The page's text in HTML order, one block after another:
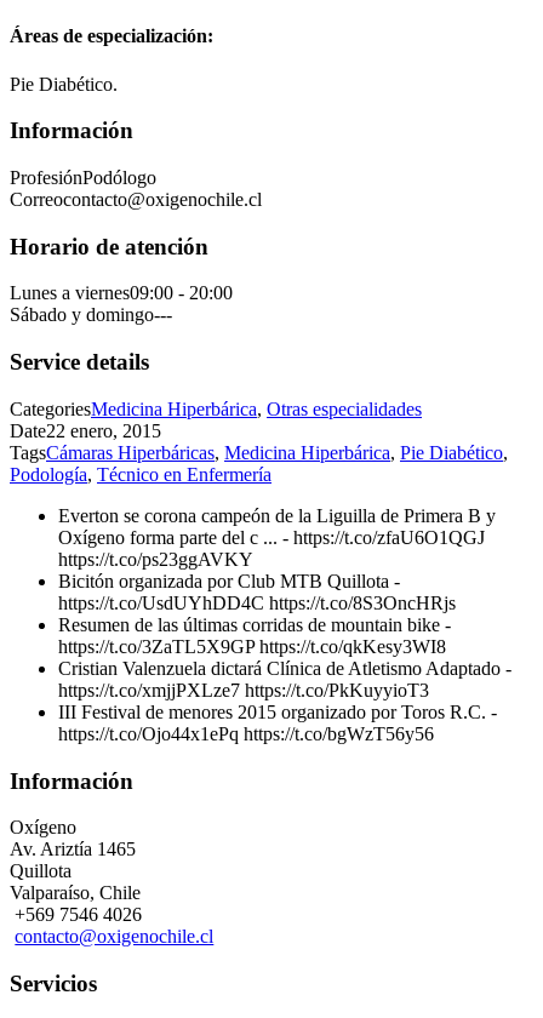
Áreas de especialización:
Pie Diabético.
Información
ProfesiónPodólogo
Correocontacto@oxigenochile.cl
Horario de atención
Lunes a viernes09:00 - 20:00
Sábado y domingo---
Service details
CategoriesMedicina Hiperbárica, Otras especialidades
Date22 enero, 2015
TagsCámaras Hiperbáricas, Medicina Hiperbárica, Pie Diabético,
Podología, Técnico en Enfermería
Everton se corona campeón de la Liguilla de Primera B y
Oxígeno forma parte del c ... - https://t.co/zfaU6O1QGJ
https://t.co/ps23ggAVKY
Bicitón organizada por Club MTB Quillota -
https://t.co/UsdUYhDD4C https://t.co/8S3OncHRjs
Resumen de las últimas corridas de mountain bike -
https://t.co/3ZaTL5X9GP https://t.co/qkKesy3WI8
Cristian Valenzuela dictará Clínica de Atletismo Adaptado -
https://t.co/xmjjPXLze7 https://t.co/PkKuyyioT3
III Festival de menores 2015 organizado por Toros R.C. -
https://t.co/Ojo44x1ePq https://t.co/bgWzT56y56
Información
Oxígeno
Av. Ariztí­a 1465
Quillota
Valparaíso, Chile
+569 7546 4026
contacto@oxigenochile.cl
Servicios